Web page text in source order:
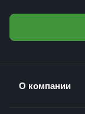
О компании